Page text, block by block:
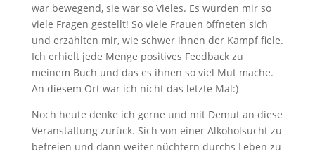
war bewegend, sie war so Vieles. Es wurden mir so
viele Fragen gestellt! So viele Frauen öffneten sich
und erzählten mir, wie schwer ihnen der Kampf fiele.
Ich erhielt jede Menge positives Feedback zu
meinem Buch und das es ihnen so viel Mut mache.
An diesem Ort war ich nicht das letzte Mal:)
Noch heute denke ich gerne und mit Demut an diese
Veranstaltung zurück. Sich von einer Alkoholsucht zu
befreien und dann weiter nüchtern durchs Leben zu